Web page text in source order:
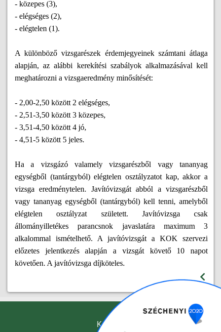
- közepes (3),
- elégséges (2),
- elégtelen (1).
A különböző vizsgarészek érdemjegyeinek számtani átlaga
alapján, az alábbi kerekítési szabályok alkalmazásával kell
meghatározni a vizsgaeredmény minősítését:
- 2,00-2,50 között 2 elégséges,
- 2,51-3,50 között 3 közepes,
- 3,51-4,50 között 4 jó,
- 4,51-5 között 5 jeles.
Ha a vizsgázó valamely vizsgarészből vagy tananyag
egységből (tantárgyból) elégtelen osztályzatot kap, akkor a
vizsga eredménytelen. Javítóvizsgát abból a vizsgarészből
vagy tananyag egységből (tantárgyból) kell tenni, amelyből
elégtelen osztályzat született. Javítóvizsga csak
állományilletékes parancsnok javaslatára maximum 3
alkalommal ismételhető. A javítóvizsgát a KOK szervezi
előzetes jelentkezés alapján a vizsgát követő 10 napot
követően. A javítóvizsga díjköteles.
KAPCSOLAT